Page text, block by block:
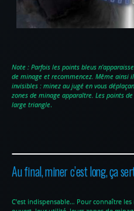
Note : Parfois les points bleus
de minage et recommencez. Même ainsi
invisibles : minez au jugé en vous
zones de minage apparaître. Les points
large triangle.
Au final, miner c’est long, ça
C’est indispensable… Pour connaître